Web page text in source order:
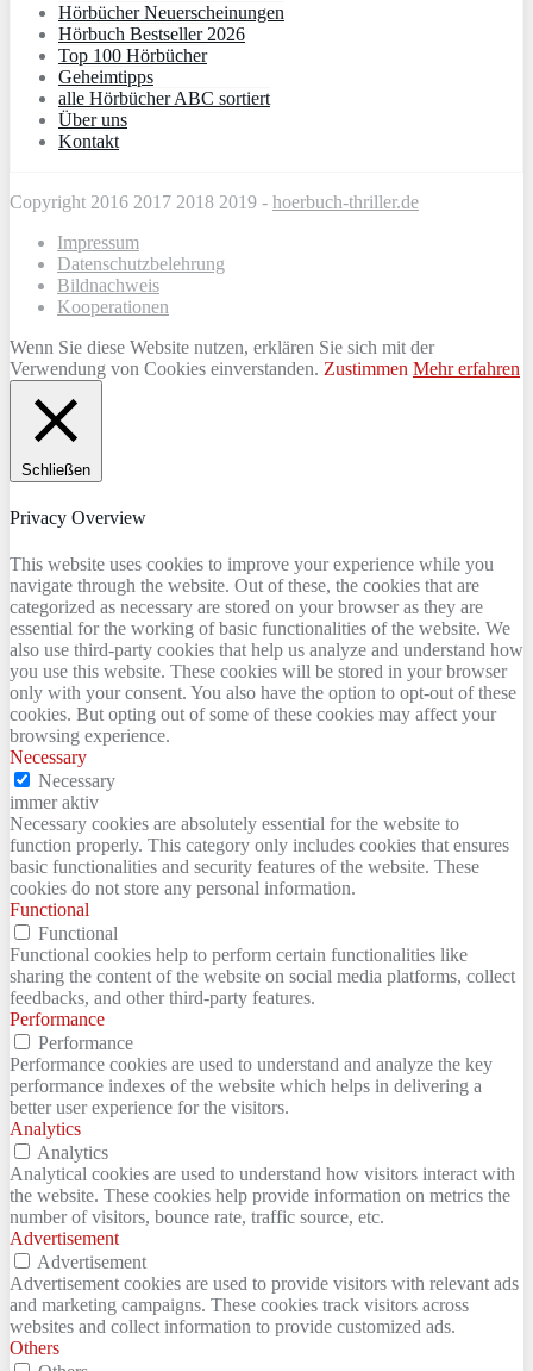
Hörbücher Neuerscheinungen
Hörbuch Bestseller 2026
Top 100 Hörbücher
Geheimtipps
alle Hörbücher ABC sortiert
Über uns
Kontakt
Copyright 2016 2017 2018 2019 - hoerbuch-thriller.de
Impressum
Datenschutzbelehrung
Bildnachweis
Kooperationen
Wenn Sie diese Website nutzen, erklären Sie sich mit der
Verwendung von Cookies einverstanden. Zustimmen Mehr erfahren
Schließen
Privacy Overview
This website uses cookies to improve your experience while you
navigate through the website. Out of these, the cookies that are
categorized as necessary are stored on your browser as they are
essential for the working of basic functionalities of the website. We
also use third-party cookies that help us analyze and understand how
you use this website. These cookies will be stored in your browser
only with your consent. You also have the option to opt-out of these
cookies. But opting out of some of these cookies may affect your
browsing experience.
Necessary
Necessary
immer aktiv
Necessary cookies are absolutely essential for the website to
function properly. This category only includes cookies that ensures
basic functionalities and security features of the website. These
cookies do not store any personal information.
Functional
Functional
Functional cookies help to perform certain functionalities like
sharing the content of the website on social media platforms, collect
feedbacks, and other third-party features.
Performance
Performance
Performance cookies are used to understand and analyze the key
performance indexes of the website which helps in delivering a
better user experience for the visitors.
Analytics
Analytics
Analytical cookies are used to understand how visitors interact with
the website. These cookies help provide information on metrics the
number of visitors, bounce rate, traffic source, etc.
Advertisement
Advertisement
Advertisement cookies are used to provide visitors with relevant ads
and marketing campaigns. These cookies track visitors across
websites and collect information to provide customized ads.
Others